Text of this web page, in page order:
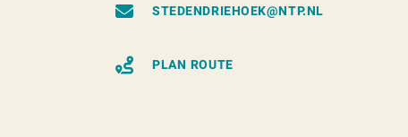
STEDENDRIEHOEK@NTP.NL
PLAN ROUTE